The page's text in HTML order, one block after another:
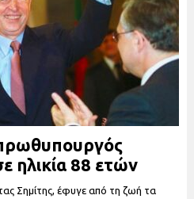
ηλικία 88 ετών
Σημίτης, έφυγε από τη ζωή τα